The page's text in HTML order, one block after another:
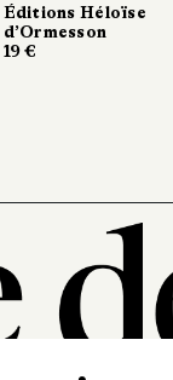
Éditions Héloïse
d’Ormesson
19 €